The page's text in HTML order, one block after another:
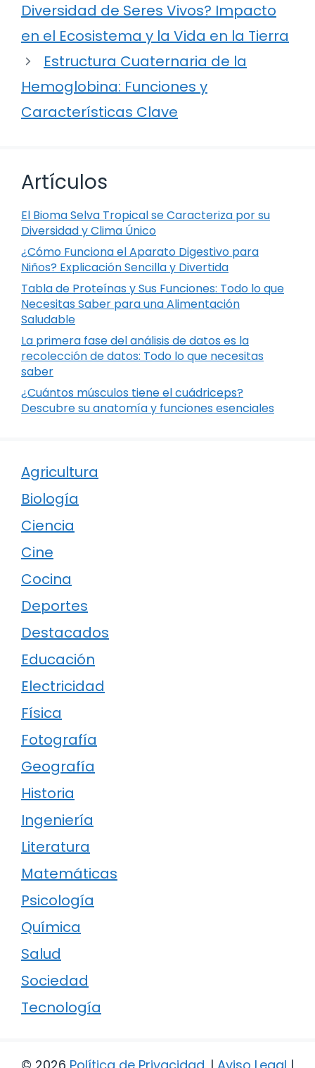
Diversidad de Seres Vivos? Impacto
en el Ecosistema y la Vida en la Tierra
Estructura Cuaternaria de la
Hemoglobina: Funciones y
Características Clave
Artículos
El Bioma Selva Tropical se Caracteriza por su
Diversidad y Clima Único
¿Cómo Funciona el Aparato Digestivo para
Niños? Explicación Sencilla y Divertida
Tabla de Proteínas y Sus Funciones: Todo lo que
Necesitas Saber para una Alimentación
Saludable
La primera fase del análisis de datos es la
recolección de datos: Todo lo que necesitas
saber
¿Cuántos músculos tiene el cuádriceps?
Descubre su anatomía y funciones esenciales
Agricultura
Biología
Ciencia
Cine
Cocina
Deportes
Destacados
Educación
Electricidad
Física
Fotografía
Geografía
Historia
Ingeniería
Literatura
Matemáticas
Psicología
Química
Salud
Sociedad
Tecnología